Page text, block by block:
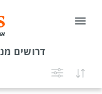
דרושים